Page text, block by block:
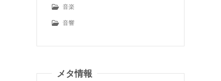
音楽
音響
メタ情報